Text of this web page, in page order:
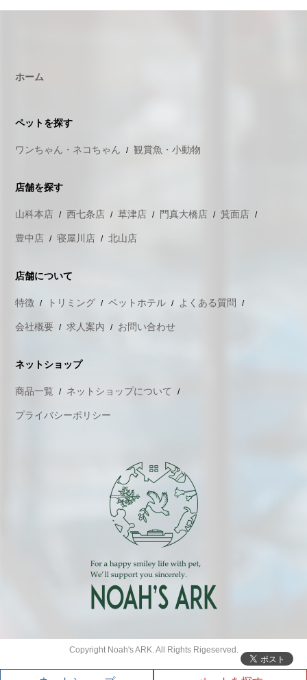
ホーム
ペットを探す
ワンちゃん・ネコちゃん 観賞魚・小動物
店舗を探す
山科本店 西七条店 草津店 門真大橋店 箕面店
豊中店 寝屋川店 北山店
店舗について
特徴 トリミング ペットホテル よくある質問
会社概要 求人案内 お問い合わせ
ネットショップ
商品一覧 ネットショップについて
プライバシーポリシー
Copyright Noah's ARK. All Rights Rigeserved.